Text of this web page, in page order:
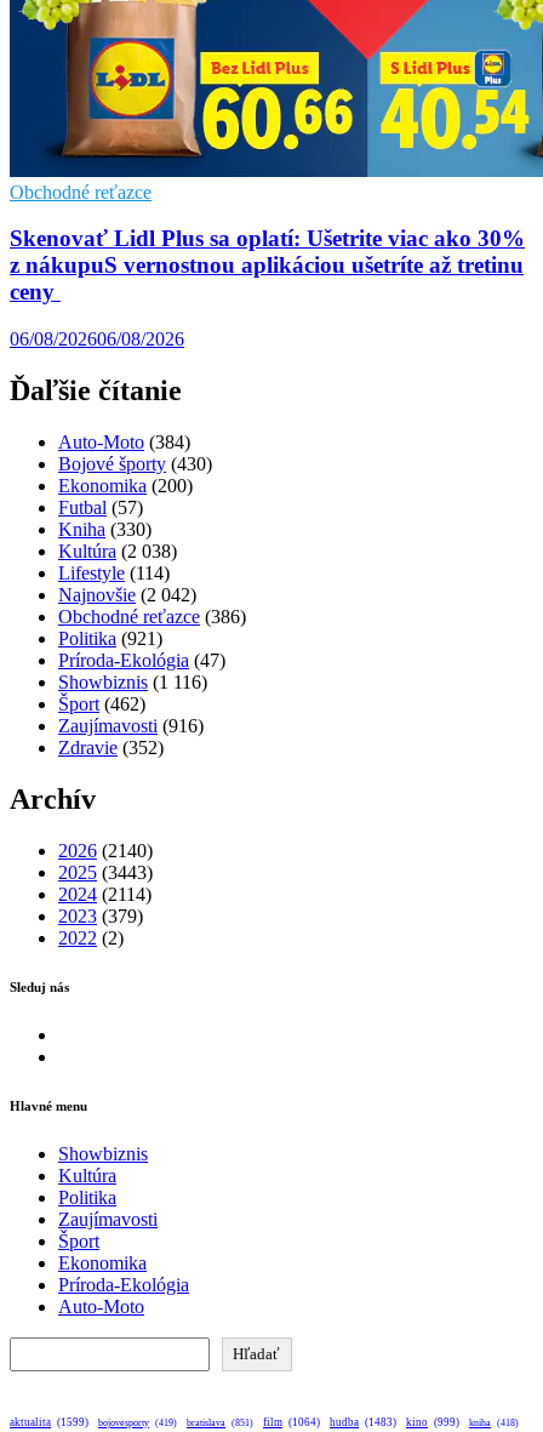
Obchodné reťazce
Skenovať Lidl Plus sa oplatí: Ušetrite viac ako 30%
z nákupuS vernostnou aplikáciou ušetríte až tretinu
ceny
06/08/202606/08/2026
Ďaľšie čítanie
Auto-Moto (384)
Bojové športy (430)
Ekonomika (200)
Futbal (57)
Kniha (330)
Kultúra (2 038)
Lifestyle (114)
Najnovšie (2 042)
Obchodné reťazce (386)
Politika (921)
Príroda-Ekológia (47)
Showbiznis (1 116)
Šport (462)
Zaujímavosti (916)
Zdravie (352)
Archív
2026 (2140)
2025 (3443)
2024 (2114)
2023 (379)
2022 (2)
Sleduj nás
Hlavné menu
Showbiznis
Kultúra
Politika
Zaujímavosti
Šport
Ekonomika
Príroda-Ekológia
Auto-Moto
Hľadať
aktualita (1599) bojovesporty (419) bratislava (851) film (1064) hudba (1483) kino (999) kniha
(418)